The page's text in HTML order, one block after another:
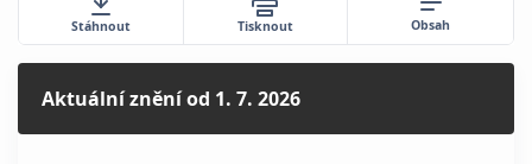
Stáhnout Tisknout Obsah
Aktuální zněníod 1. 7. 2026